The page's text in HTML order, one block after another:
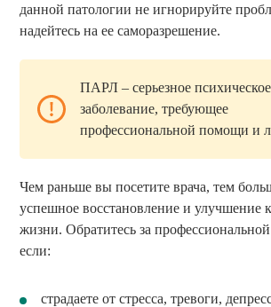
данной патологии не игнорируйте
надейтесь на ее саморазрешение.
ПАРЛ – серьезное психическое
заболевание, требующее
профессиональной помощи и
Чем раньше вы посетите врача, тем
успешное восстановление и улучшение
жизни. Обратитесь за
если:
страдаете от стресса, тревоги,